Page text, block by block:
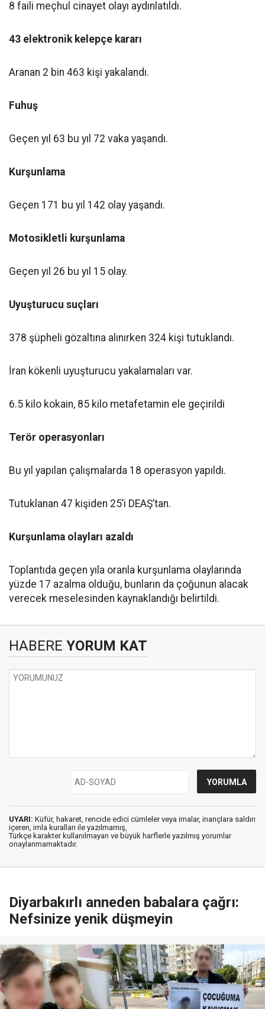
8 faili meçhul cinayet olayı aydınlatıldı.
43 elektronik kelepçe kararı
Aranan 2 bin 463 kişi yakalandı.
Fuhuş
Geçen yıl 63 bu yıl 72 vaka yaşandı.
Kurşunlama
Geçen 171 bu yıl 142 olay yaşandı.
Motosikletli kurşunlama
Geçen yıl 26 bu yıl 15 olay.
Uyuşturucu suçları
378 şüpheli gözaltına alınırken 324 kişi tutuklandı.
İran kökenli uyuşturucu yakalamaları var.
6.5 kilo kokain, 85 kilo metafetamin ele geçirildi
Terör operasyonları
Bu yıl yapılan çalışmalarda 18 operasyon yapıldı.
Tutuklanan 47 kişiden 25’i DEAŞ’tan.
Kurşunlama olayları azaldı
Toplantıda geçen yıla oranla kurşunlama olaylarında
yüzde 17 azalma olduğu, bunların da çoğunun alacak
verecek meselesinden kaynaklandığı belirtildi.
HABERE YORUM KAT
UYARI: Küfür, hakaret, rencide edici cümleler veya imalar, inançlara saldırı
içeren, imla kuralları ile yazılmamış,
Türkçe karakter kullanılmayan ve büyük harflerle yazılmış yorumlar
onaylanmamaktadır.
Diyarbakırlı anneden babalara çağrı:
Nefsinize yenik düşmeyin